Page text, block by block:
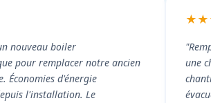
nouveau boiler
pour remplacer notre ancien
Économies d'énergie
l'installation. Le
une